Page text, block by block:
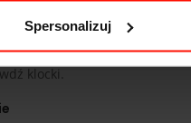
Spersonalizuj
korozji na tarczach. Po
powinien ustąpić. Jeśli
klocki.